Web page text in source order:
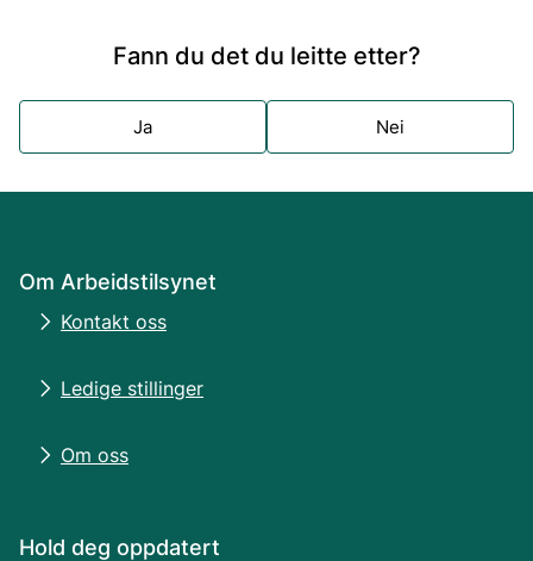
Fann du det du leitte etter?
Ja Nei
Om Arbeidstilsynet
Kontakt oss
Ledige stillinger
Om oss
Hold deg oppdatert